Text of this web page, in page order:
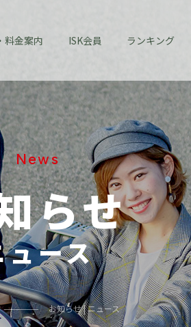
料金案内 ISK会員 ランキング
News
らせ
ュース
お知らせ | ニュース